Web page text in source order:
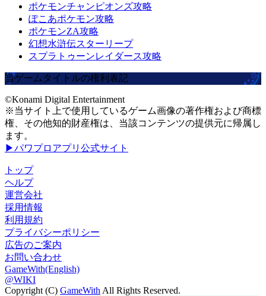
ポケモンチャンピオンズ攻略
ぽこあポケモン攻略
ポケモンZA攻略
幻想水滸伝スターリープ
スプラトゥーンレイダース攻略
当ゲームタイトルの権利表記
©Konami Digital Entertainment
※当サイト上で使用しているゲーム画像の著作権および商標
権、その他知的財産権は、当該コンテンツの提供元に帰属し
ます。
▶パワプロアプリ公式サイト
トップ
ヘルプ
運営会社
採用情報
利用規約
プライバシーポリシー
広告のご案内
お問い合わせ
GameWith(English)
@WIKI
Copyright (C) GameWith All Rights Reserved.